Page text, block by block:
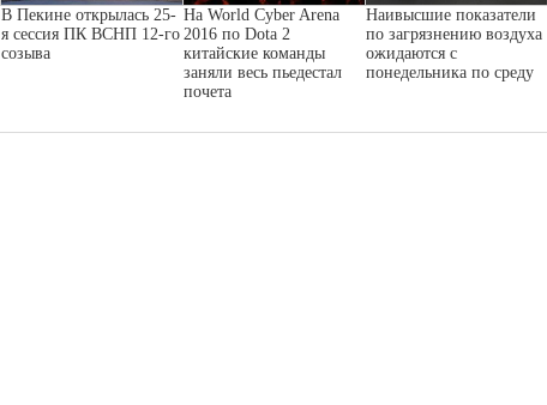
В Пекине открылась 25-
я сессия ПК ВСНП 12-го
созыва
На World Cyber Arena
2016 по Dota 2
китайские команды
заняли весь пьедестал
почета
Наивысшие показатели
по загрязнению воздуха
ожидаются с
понедельника по среду